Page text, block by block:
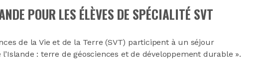
POUR LES ÉLÈVES DE SPÉCIALITÉ SVT
de la Vie et de la Terre (SVT) participent à un séjour
: terre de géosciences et de développement durable ».